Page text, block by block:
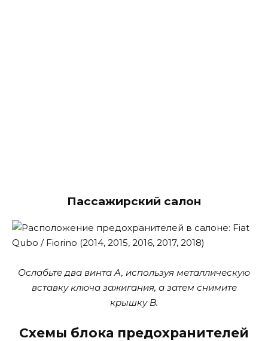
Пассажирский салон
Ослабьте два винта A, используя металлическую
вставку ключа зажигания, а затем снимите
крышку B.
Схемы блока предохранителей